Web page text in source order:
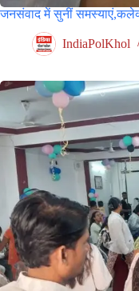
जनसंवाद में सुनीं
IndiaPolKhol